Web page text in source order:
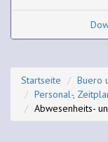
Startseite
Buero
Personal-,
Abwesenheits-